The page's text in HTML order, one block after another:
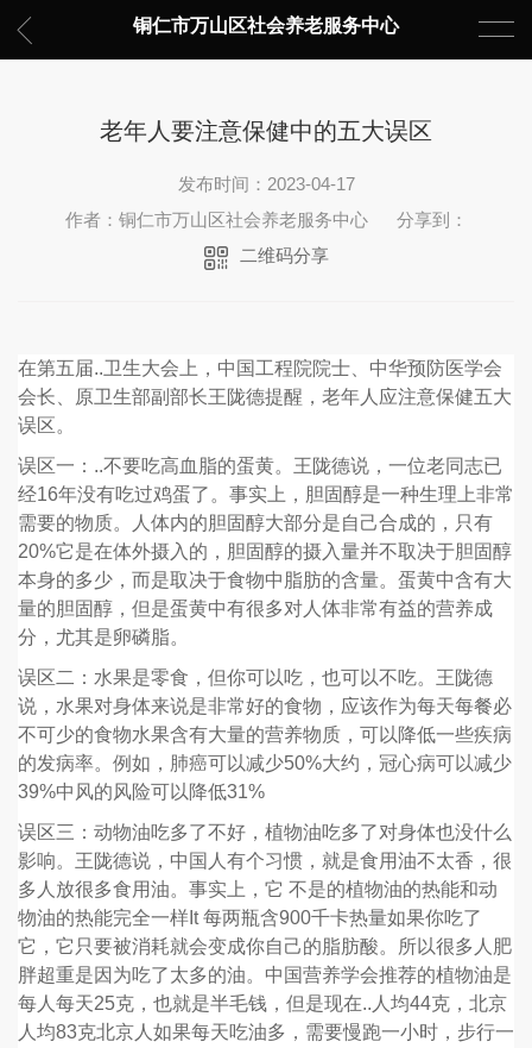
铜仁市万山区社会养老服务中心
老年人要注意保健中的五大误区
发布时间：2023-04-17
作者：铜仁市万山区社会养老服务中心
分享到：
二维码分享
在第五届..卫生大会上，中国工程院院士、中华预防医学会
会长、原卫生部副部长王陇德提醒，老年人应注意保健五大
误区。
误区一：..不要吃高血脂的蛋黄。王陇德说，一位老同志已
经16年没有吃过鸡蛋了。事实上，胆固醇是一种生理上非常
需要的物质。人体内的胆固醇大部分是自己合成的，只有
20%它是在体外摄入的，胆固醇的摄入量并不取决于胆固醇
本身的多少，而是取决于食物中脂肪的含量。蛋黄中含有大
量的胆固醇，但是蛋黄中有很多对人体非常有益的营养成
分，尤其是卵磷脂。
误区二：水果是零食，但你可以吃，也可以不吃。王陇德
说，水果对身体来说是非常好的食物，应该作为每天每餐必
不可少的食物水果含有大量的营养物质，可以降低一些疾病
的发病率。例如，肺癌可以减少50%大约，冠心病可以减少
39%中风的风险可以降低31%
误区三：动物油吃多了不好，植物油吃多了对身体也没什么
影响。王陇德说，中国人有个习惯，就是食用油不太香，很
多人放很多食用油。事实上，它 不是的植物油的热能和动
物油的热能完全一样It 每两瓶含900千卡热量如果你吃了
它，它只要被消耗就会变成你自己的脂肪酸。所以很多人肥
胖超重是因为吃了太多的油。中国营养学会推荐的植物油是
每人每天25克，也就是半毛钱，但是现在..人均44克，北京
人均83克北京人如果每天吃油多，需要慢跑一小时，步行一